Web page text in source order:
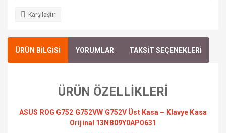
Karşılaştır
ÜRÜN BİLGİSİ YORUMLAR TAKSİT SEÇENEKLERİ
ÜRÜN ÖZELLİKLERİ
ASUS ROG G752 G752VW G752V Üst Kasa – Klavye Kasa
Orijinal 13NB09Y0AP0631